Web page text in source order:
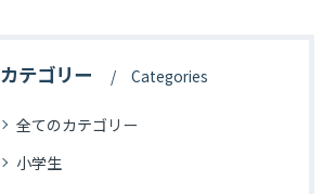
カテゴリー Categories
全てのカテゴリー
小学生